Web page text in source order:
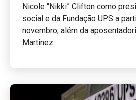
Nicole “Nikki” Clifton como
social e da Fundação UPS a
novembro, além da
Martinez.